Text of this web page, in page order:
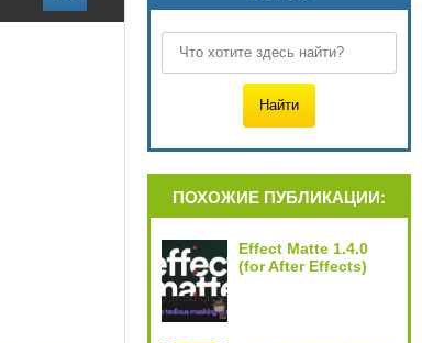
ПОХОЖИЕ ПУБЛИКАЦИИ:
Effect Matte 1.4.0
(for After Effects)